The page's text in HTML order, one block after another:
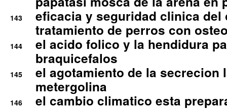
143
eficacia y seguridad clinica del
tratamiento de perros con
144
el acido folico y la hendidura
braquicefalos
145
el agotamiento de la secrecion
metergolina
146
el cambio climatico esta